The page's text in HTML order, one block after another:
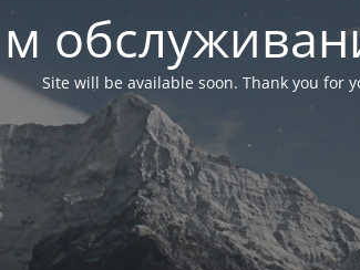
Site will be available soon. Thank you for